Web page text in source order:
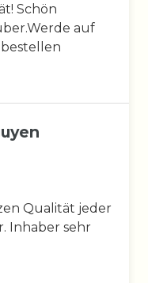
Schön
auf
Qualität jeder
Inhaber sehr